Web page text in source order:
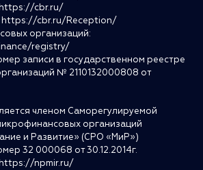
cbr.ru/
https://cbr.ru/Reception/
организаций:
registry/
записи в государственном реестре
№ 2110132000808 от
членом Саморегулируемой
организаций
и Развитие» (СРО «МиР»)
32 000068 от 30.12.2014г.
npmir.ru/